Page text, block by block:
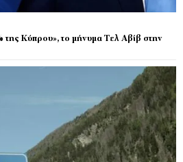
της Κύπρου», το μήνυμα Τελ Αβίβ στην